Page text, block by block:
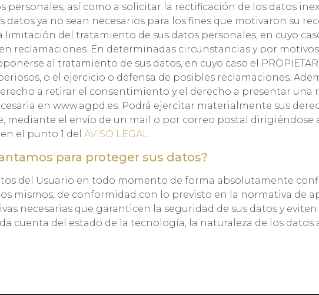
personales, así como a solicitar la rectificación de los datos
ya no sean necesarios para los fines que motivaron su
del tratamiento de sus datos personales, en cuyo
reclamaciones. En determinadas circunstancias y por
al tratamiento de sus datos, en cuyo caso el
o el ejercicio o defensa de posibles reclamaciones.
a retirar el consentimiento y el derecho a presentar una
en www.agpd.es. Podrá ejercitar materialmente sus
el envío de un mail o por correo postal dirigiéndose al
el punto 1 del AVISO LEGAL.
para proteger sus datos?
del Usuario en todo momento de forma absolutamente
mismos, de conformidad con lo previsto en la normativa de
necesarias que garanticen la seguridad de sus datos y
cuenta del estado de la tecnología, la naturaleza de los datos